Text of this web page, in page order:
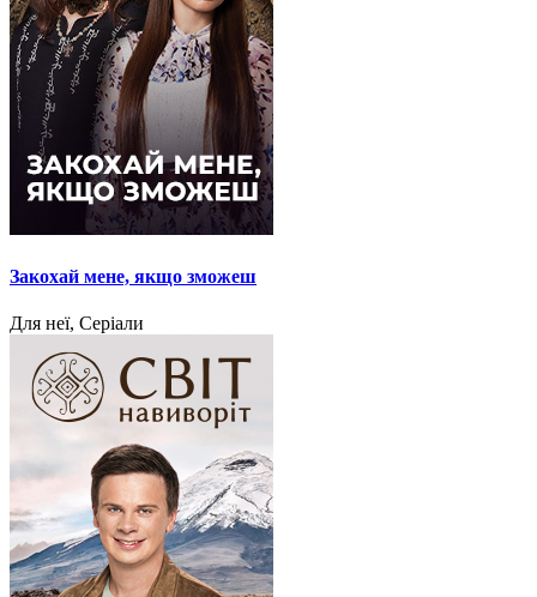
Закохай мене, якщо зможеш
Для неї, Серіали